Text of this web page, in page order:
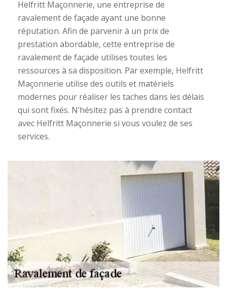
Helfritt Maçonnerie, une entreprise de
ravalement de façade ayant une bonne
réputation. Afin de parvenir à un prix de
prestation abordable, cette entreprise de
ravalement de façade utilises toutes les
ressources à sa disposition. Par exemple, Helfritt
Maçonnerie utilise des outils et matériels
modernes pour réaliser les taches dans les délais
qui sont fixés. N’hésitez pas à prendre contact
avec Helfritt Maçonnerie si vous voulez de ses
services.